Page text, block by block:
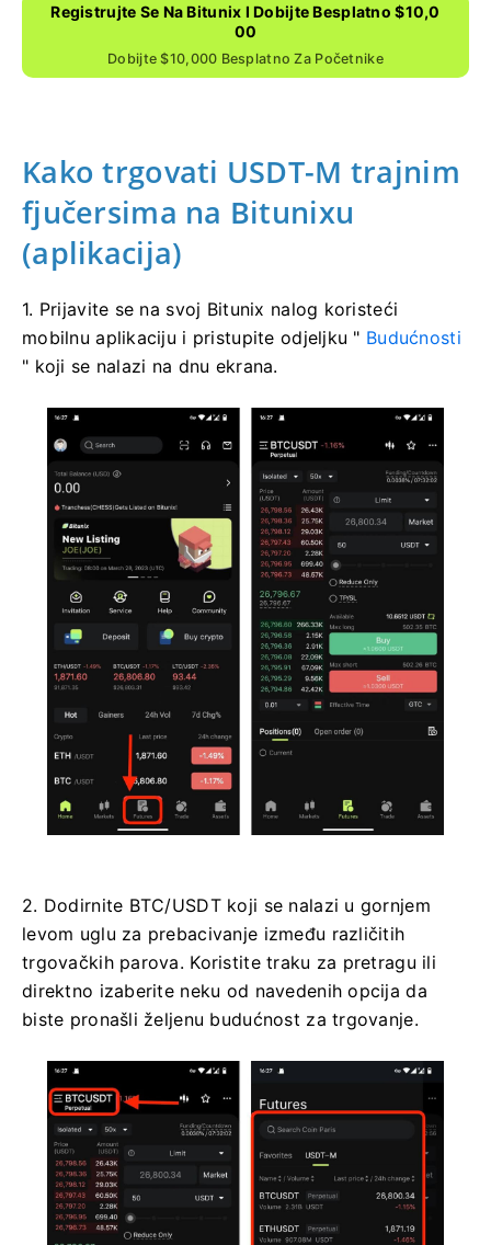
Registrujte Se Na Bitunix I Dobijte Besplatno $10,0
00
Dobijte $10,000 Besplatno Za Početnike
Kako trgovati USDT-M trajnim
fjučersima na Bitunixu
(aplikacija)
1. Prijavite se na svoj Bitunix nalog koristeći
mobilnu aplikaciju i pristupite odjeljku " Budućnosti
" koji se nalazi na dnu ekrana.
2. Dodirnite BTC/USDT koji se nalazi u gornjem
levom uglu za prebacivanje između različitih
trgovačkih parova. Koristite traku za pretragu ili
direktno izaberite neku od navedenih opcija da
biste pronašli željenu budućnost za trgovanje.